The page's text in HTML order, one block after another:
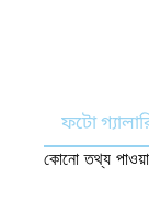
ফটো
কোনো তথ্য পাওয়া